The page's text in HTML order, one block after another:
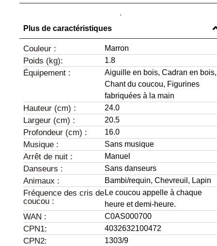
Plus de caractéristiques
Couleur : Marron
Poids (kg): 1.8
Équipement : Aiguille en bois, Cadran en bois,
Chant du coucou, Figurines
fabriquées à la main
Hauteur (cm) : 24.0
Largeur (cm) : 20.5
Profondeur (cm) : 16.0
Musique : Sans musique
Arrêt de nuit : Manuel
Danseurs : Sans danseurs
Animaux : Bambi/requin, Chevreuil, Lapin
Fréquence des cris de
coucou :
Le coucou appelle à chaque
heure et demi-heure.
WAN : C0AS000700
CPN1: 4032632100472
CPN2: 1303/9